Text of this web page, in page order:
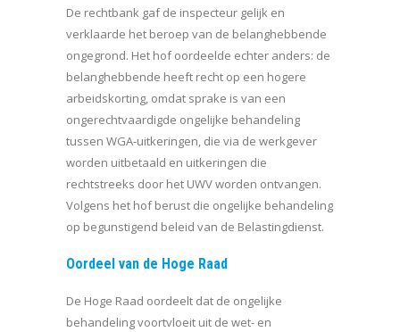
De rechtbank gaf de inspecteur gelijk en
verklaarde het beroep van de belanghebbende
ongegrond. Het hof oordeelde echter anders: de
belanghebbende heeft recht op een hogere
arbeidskorting, omdat sprake is van een
ongerechtvaardigde ongelijke behandeling
tussen WGA-uitkeringen, die via de werkgever
worden uitbetaald en uitkeringen die
rechtstreeks door het UWV worden ontvangen.
Volgens het hof berust die ongelijke behandeling
op begunstigend beleid van de Belastingdienst.
Oordeel van de Hoge Raad
De Hoge Raad oordeelt dat de ongelijke
behandeling voortvloeit uit de wet- en